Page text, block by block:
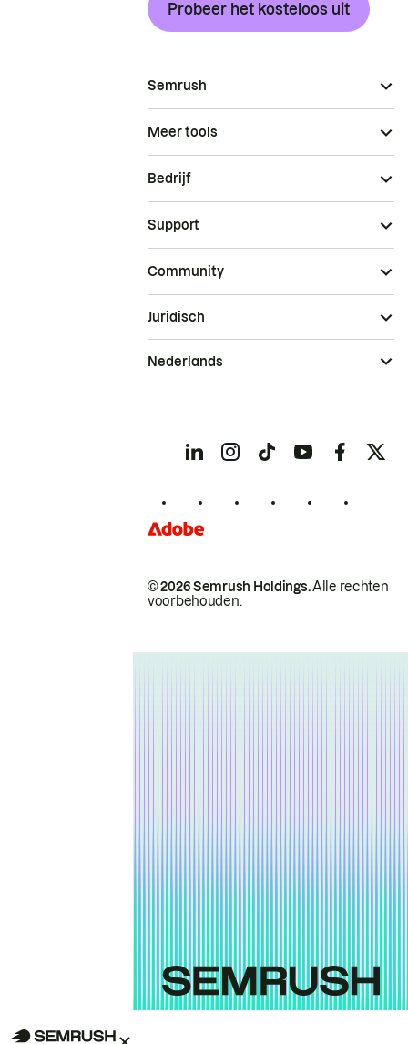
Probeer het kosteloos uit
Semrush
Meer tools
Bedrijf
Support
Community
© 2026 Semrush Holdings.Alle rechten
voorbehouden.
Juridisch
Nederlands